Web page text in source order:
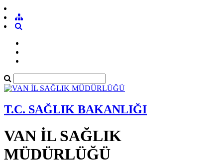
T.C. SAĞLIK BAKANLIĞI
VAN İL SAĞLIK
MÜDÜRLÜĞÜ